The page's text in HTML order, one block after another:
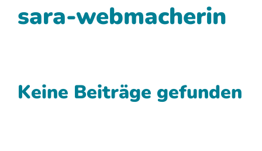
sara-webmacherin
Keine Beiträge gefunden